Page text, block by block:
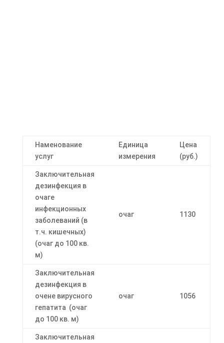
Наменование
услуг
Единица
измерения
Цена
(руб.)
Заключительная
дезинфекция в
очаге
инфекционных
заболеваний (в
т.ч. кишечных)
(очаг до 100 кв.
м)
очаг 1130
Заключительная
дезинфекция в
очене вирусного
гепатита (очаг
до 100 кв. м)
очаг 1056
Заключительная